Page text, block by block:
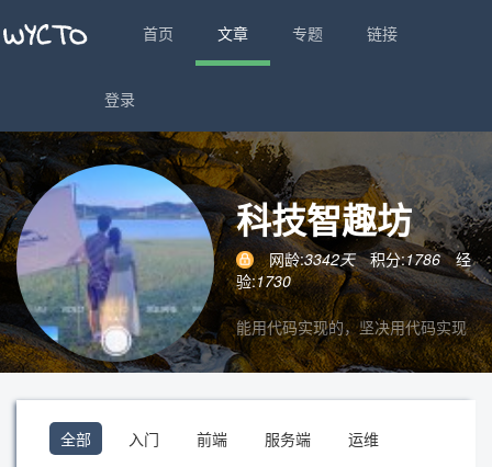
首页 文章 专题 链接
登录
科技智趣坊
网龄:3342天 积分:1786
经
验:1730
能用代码实现的，坚决用代码实现
全部 入门 前端 服务端
运维